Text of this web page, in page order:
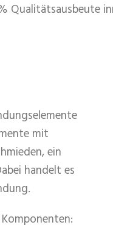
Qualitätsausbeute
mit
ein
handelt es